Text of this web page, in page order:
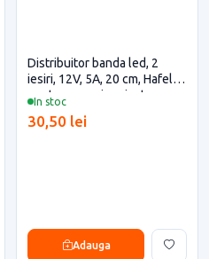
In stoc
Distribuitor banda led, 2
iesiri, 12V, 5A, 20 cm, Hafele
pentru casa si proiecte
30,50 lei
Adauga